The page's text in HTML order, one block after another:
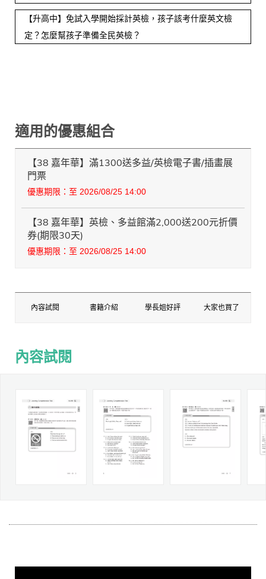
【升高中】免試入學開始採計英檢，孩子該考什麼英文檢
定？怎麼幫孩子準備全民英檢？
適用的優惠組合
【38 嘉年華】滿1300送多益/英檢電子書/插畫展
門票
優惠期限：至 2026/08/25 14:00
【38 嘉年華】英檢、多益館滿2,000送200元折價
券(期限30天)
優惠期限：至 2026/08/25 14:00
內容試閱 書籍介紹 學長姐好評 大家也買了
內容試閱